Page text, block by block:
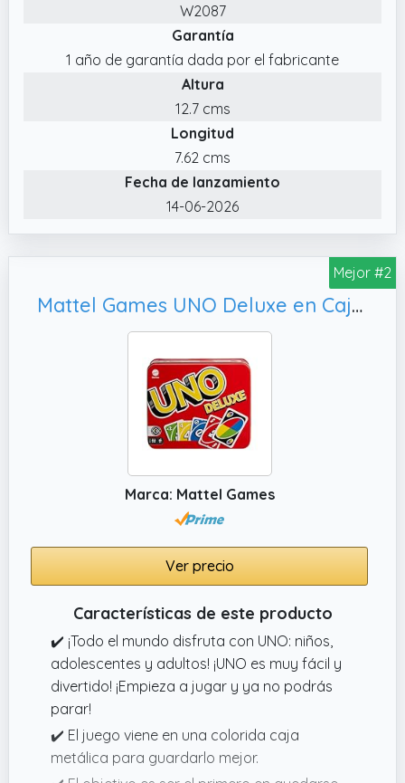
W2087
Garantía
1 año de garantía dada por el fabricante
Altura
12.7 cms
Longitud
7.62 cms
Fecha de lanzamiento
14-06-2026
Mejor #2
Mattel Games UNO Deluxe en Caja metálica, (Mattel K0888)
Marca: Mattel Games
Ver precio
Características de este producto
✔️ ¡Todo el mundo disfruta con UNO: niños,
adolescentes y adultos! ¡UNO es muy fácil y
divertido! ¡Empieza a jugar y ya no podrás
parar!
✔️ El juego viene en una colorida caja
metálica para guardarlo mejor.